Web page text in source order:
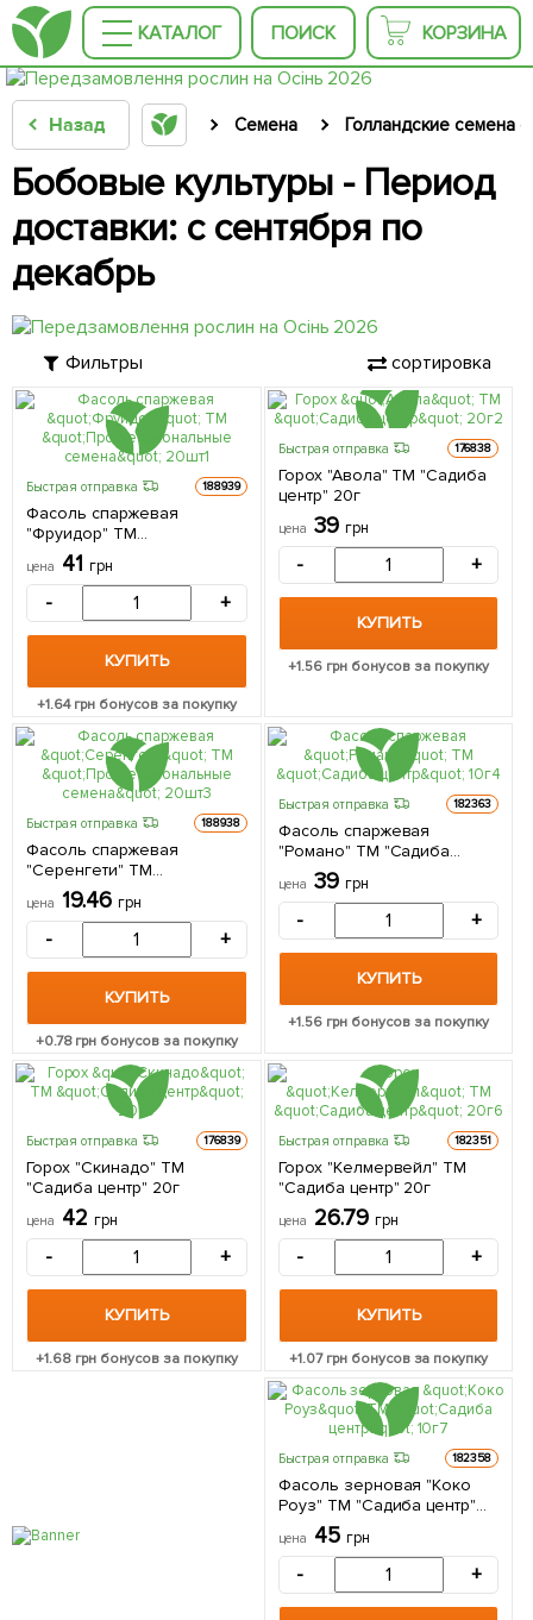
КАТАЛОГ ПОИСК КОРЗИНА
Назад Семена Голландские семена
Бобовые культуры - Период
доставки: с сентября по
декабрь
Фильтры сортировка
Быстрая отправка 188939
Фасоль спаржевая
"Фруидор" ТМ
"Профессиональные
семена" 20шт
цена 41 грн
- +
КУПИТЬ
+1.64грн бонусов за покупку
Быстрая отправка 176838
Горох "Авола" ТМ "Садиба
центр" 20г
цена 39 грн
- +
КУПИТЬ
+1.56 грн бонусов за покупку
Быстрая отправка 188938
Фасоль спаржевая
"Серенгети" ТМ
"Профессиональные
семена" 20шт
цена 19.46 грн
- +
КУПИТЬ
+0.78грн бонусов за покупку
Быстрая отправка 182363
Фасоль спаржевая
"Романо" ТМ "Садиба
центр" 10г
цена 39 грн
- +
КУПИТЬ
+1.56 грн бонусов за покупку
Быстрая отправка 176839
Горох "Скинадо" ТМ
"Садиба центр" 20г
цена 42 грн
- +
КУПИТЬ
+1.68 грн бонусов за покупку
Быстрая отправка 182351
Горох "Келмервейл" ТМ
"Садиба центр" 20г
цена 26.79 грн
- +
КУПИТЬ
+1.07грн бонусов за покупку
Быстрая отправка 182358
Фасоль зерновая "Коко
Роуз" ТМ "Садиба центр"
цена 45 грн
- +